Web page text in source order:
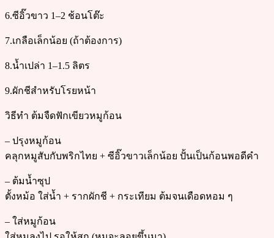
6.ซีอิ๊วขาว 1–2 ช้อนโต๊ะ
7.เกลือเล็กน้อย (ถ้าต้องการ)
8.น้ำเปล่า 1–1.5 ลิตร
9.ผักชีสำหรับโรยหน้า
วิธีทำ ต้มจืดฟักเขียวหมูก้อน
– ปรุงหมูก้อน
คลุกหมูสับกับพริกไทย + ซีอิ๊วขาวเล็กน้อย ปั้นเป็นก้อนพอดีคำ
– ต้มน้ำซุป
ตั้งหม้อ ใส่น้ำ + รากผักชี + กระเทียม ต้มจนเดือดหอม ๆ
– ใส่หมูก้อน